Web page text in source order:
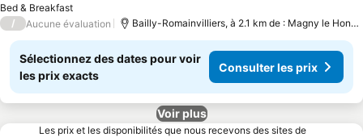
Bed & Breakfast
/ Aucune évaluation Bailly-Romainvilliers, à 2.1 km de : Magny le Hongre
Sélectionnez des dates pour voir
les prix exacts
Consulter les prix
Voir plus
Les prix et les disponibilités que nous recevons des sites de